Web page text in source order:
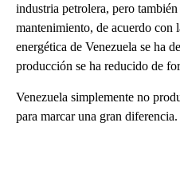
industria petrolera, pero
mantenimiento, de acuerdo
energética de Venezuela se ha
producción se ha reducido de
Venezuela simplemente no
para marcar una gran diferencia.